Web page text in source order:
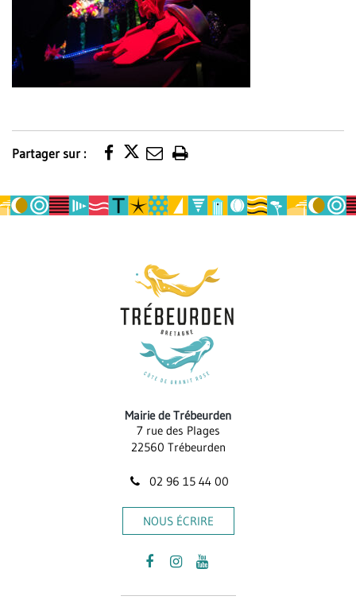
Partager sur :
Imprimer
page
Mairie de Trébeurden
7 rue des Plages
22560 Trébeurden
02 96 15 44 00
NOUS ÉCRIRE
LienLienLien